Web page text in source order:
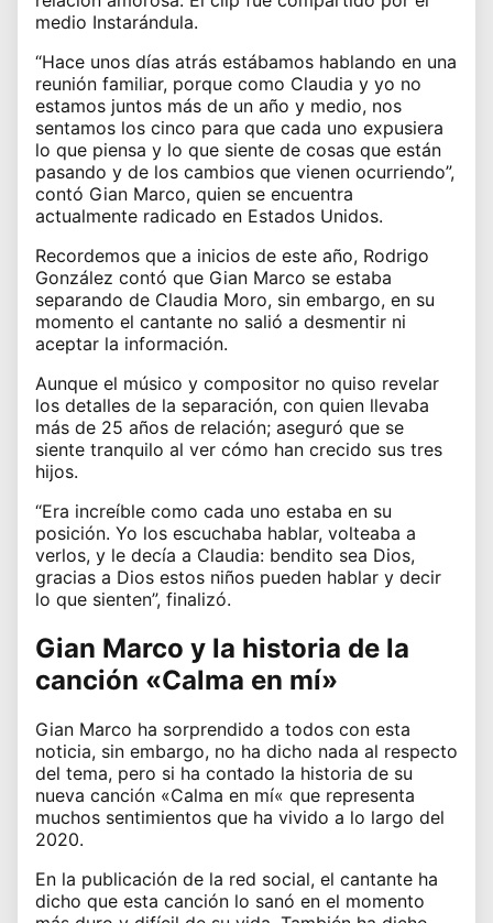
medio Instarándula.
“Hace unos días atrás estábamos hablando en una
reunión familiar, porque como Claudia y yo no
estamos juntos más de un año y medio, nos
sentamos los cinco para que cada uno expusiera
lo que piensa y lo que siente de cosas que están
pasando y de los cambios que vienen ocurriendo”,
contó Gian Marco, quien se encuentra
actualmente radicado en Estados Unidos.
Recordemos que a inicios de este año, Rodrigo
González contó que Gian Marco se estaba
separando de Claudia Moro, sin embargo, en su
momento el cantante no salió a desmentir ni
aceptar la información.
Aunque el músico y compositor no quiso revelar
los detalles de la separación, con quien llevaba
más de 25 años de relación; aseguró que se
siente tranquilo al ver cómo han crecido sus tres
hijos.
“Era increíble como cada uno estaba en su
posición. Yo los escuchaba hablar, volteaba a
verlos, y le decía a Claudia: bendito sea Dios,
gracias a Dios estos niños pueden hablar y decir
lo que sienten”, finalizó.
Gian Marco y la historia de la
canción «Calma en mí»
Gian Marco ha sorprendido a todos con esta
noticia, sin embargo, no ha dicho nada al respecto
del tema, pero si ha contado la historia de su
nueva canción «Calma en mí« que representa
muchos sentimientos que ha vivido a lo largo del
2020.
En la publicación de la red social, el cantante ha
dicho que esta canción lo sanó en el momento